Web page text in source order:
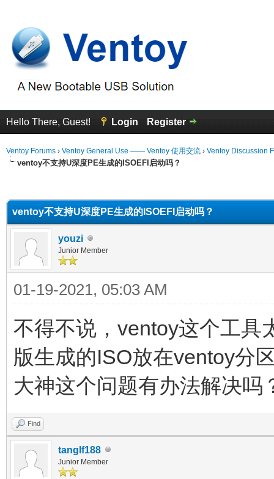
Hello There, Guest! Login Register
Ventoy Forums › Ventoy General Use —— Ventoy 使用交流 › Ventoy Discussion
ventoy不支持U深度PE生成的ISOEFI启动吗？
ventoy不支持U深度PE生成的ISOEFI启动吗？
youzi
Junior Member
01-19-2021, 05:03 AM
不得不说，ventoy这个工具
版生成的ISO放在ventoy分
大神这个问题有办法解决吗
Find
tanglf188
Junior Member